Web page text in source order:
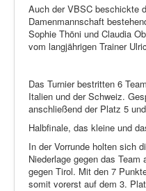
Auch der VBSC beschickte
Damenmannschaft
Sophie Thöni und Claudia
vom langjährigen Trainer
Das Turnier bestritten 6
Italien und der Schweiz.
anschließend der Platz 5
Halbfinale, das kleine und
In der Vorrunde holten sich
Niederlage gegen das
gegen Tirol. Mit den 7
somit vorerst auf dem 3.